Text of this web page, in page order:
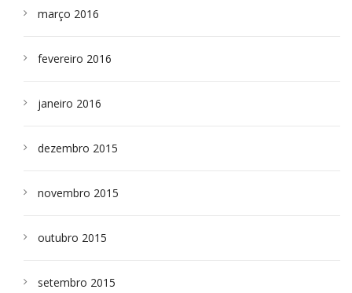
março 2016
fevereiro 2016
janeiro 2016
dezembro 2015
novembro 2015
outubro 2015
setembro 2015